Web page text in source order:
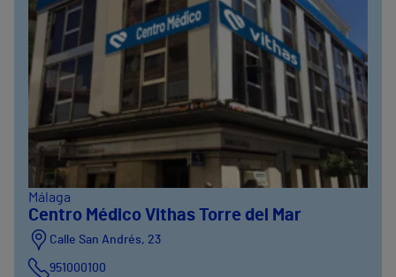
Málaga
Centro Médico Vithas Torre del Mar
Calle San Andrés, 23
951000100